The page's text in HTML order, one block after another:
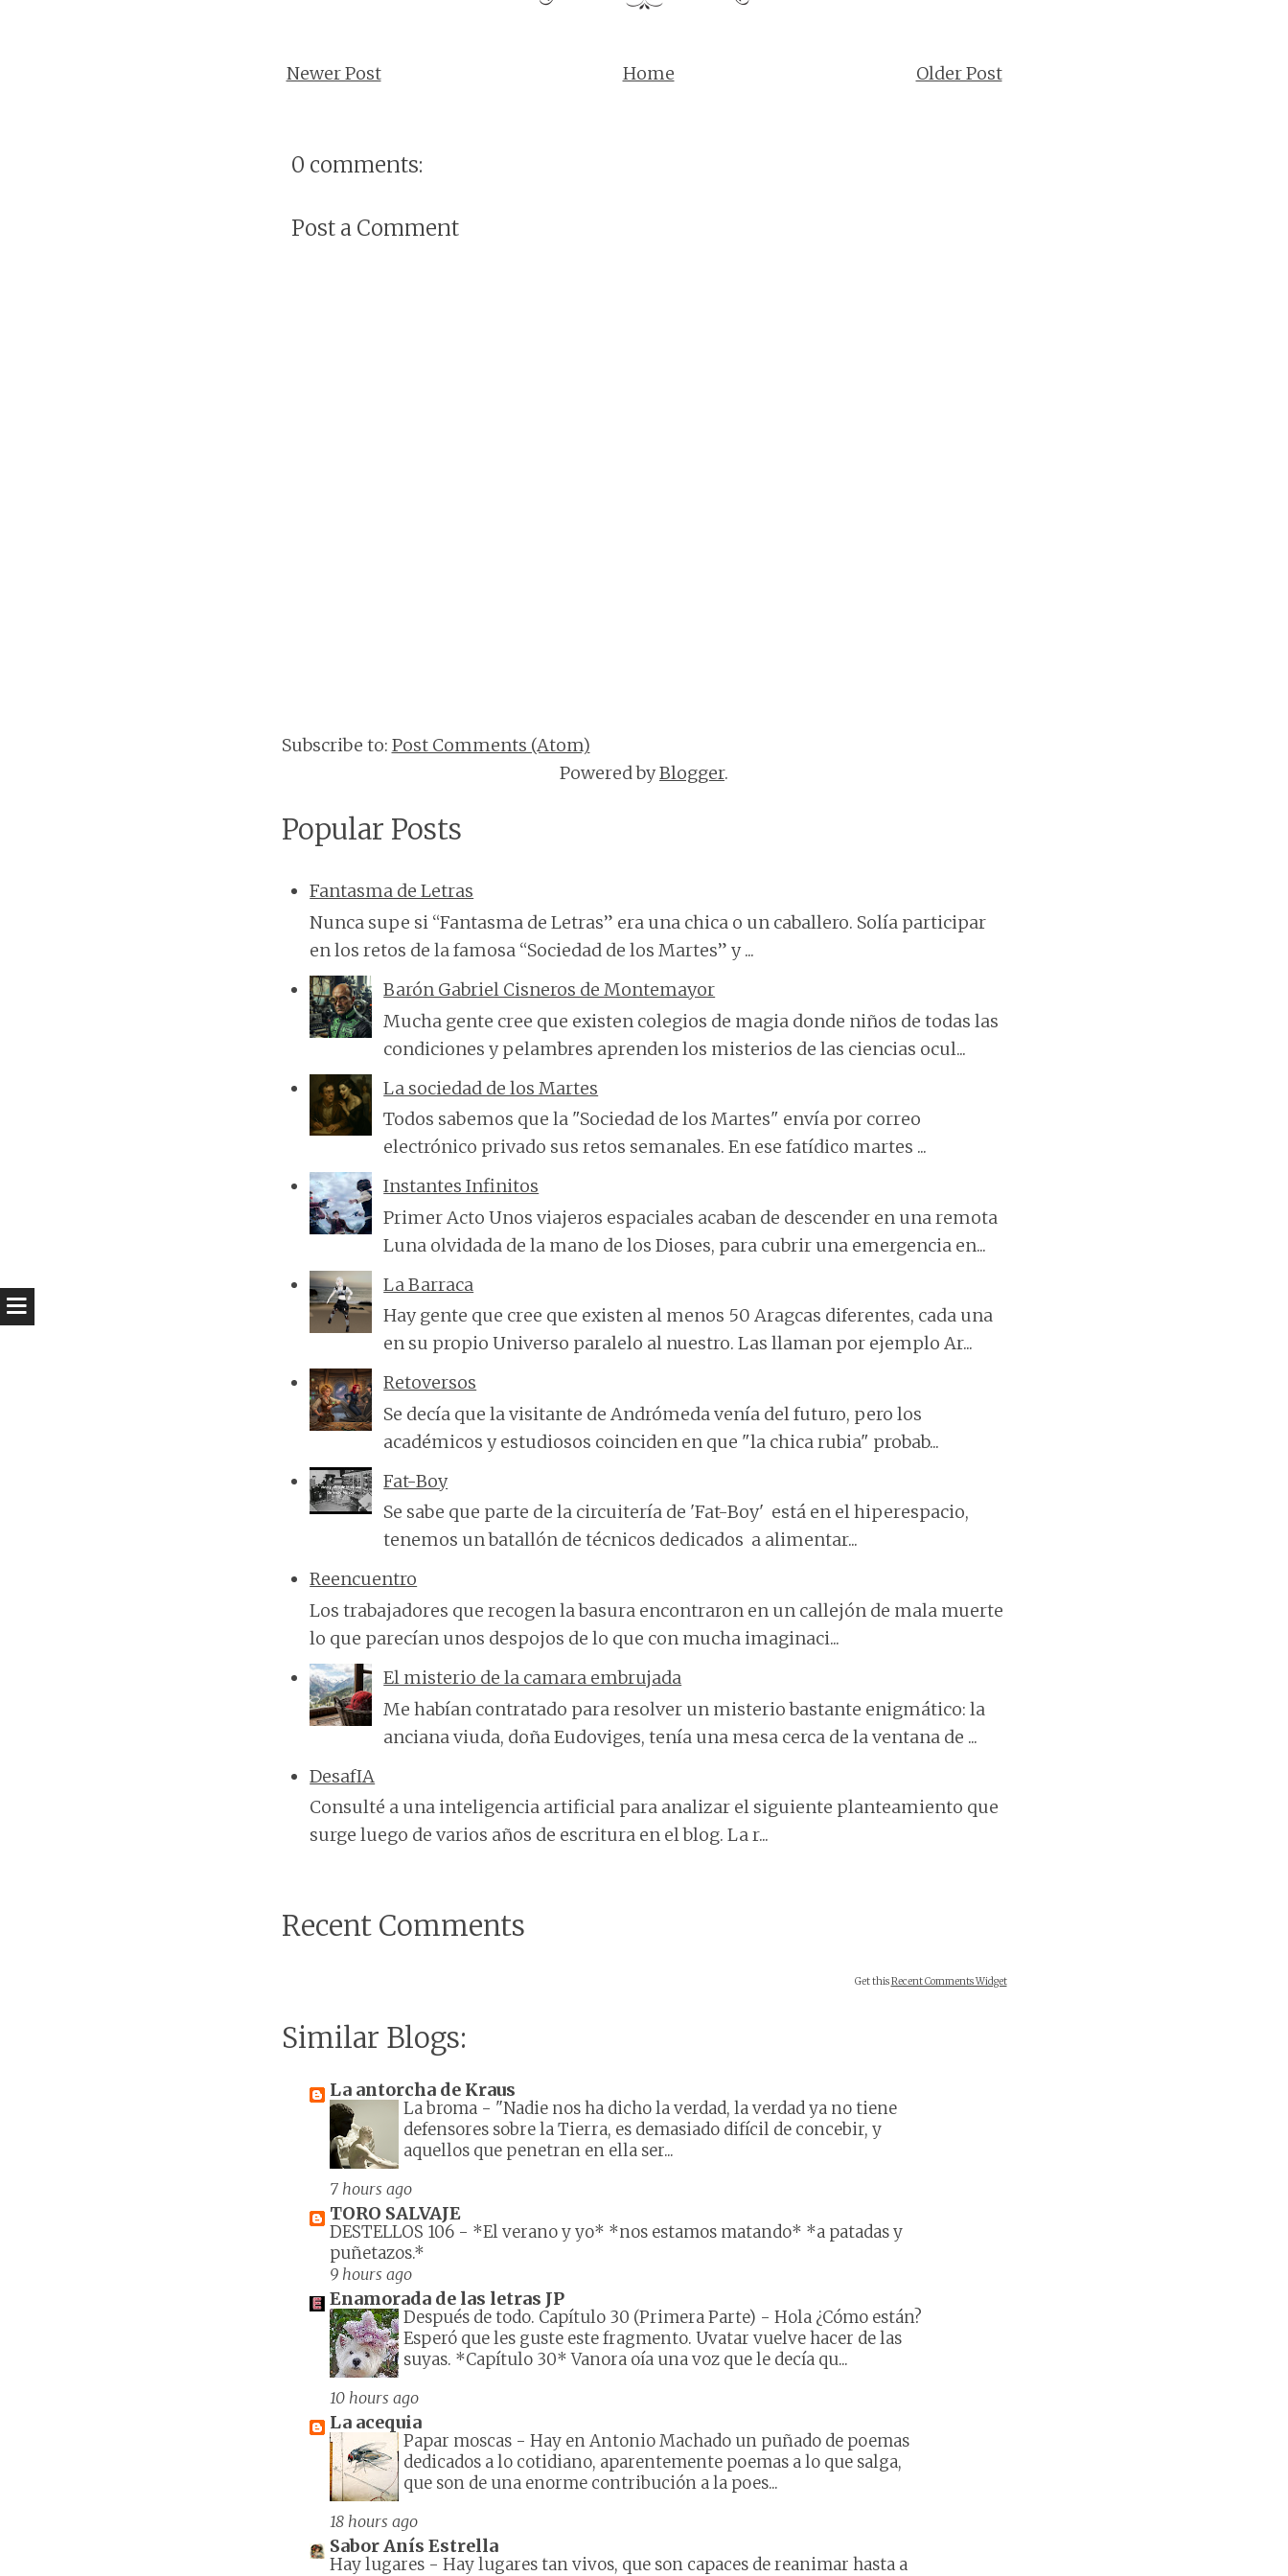
Newer Post Older Post
Home
0 comments:
Post a Comment
Subscribe to: Post Comments (Atom)
Powered byBlogger.
Popular Posts
Fantasma de Letras
Nunca supe si “Fantasma de Letras” era una chica o un caballero. Solía participar
en los retos de la famosa “Sociedad de los Martes” y ...
Barón Gabriel Cisneros de Montemayor
Mucha gente cree que existen colegios de magia donde niños de todas las
condiciones y pelambres aprenden los misterios de las ciencias ocul...
La sociedad de los Martes
Todos sabemos que la "Sociedad de los Martes" envía por correo
electrónico privado sus retos semanales. En ese fatídico martes ...
Instantes Infinitos
Primer Acto Unos viajeros espaciales acaban de descender en una remota
Luna olvidada de la mano de los Dioses, para cubrir una emergencia en...
La Barraca
Hay gente que cree que existen al menos 50 Aragcas diferentes, cada una
en su propio Universo paralelo al nuestro. Las llaman por ejemplo Ar...
Retoversos
Se decía que la visitante de Andrómeda venía del futuro, pero los
académicos y estudiosos coinciden en que "la chica rubia" probab...
Fat-Boy
Se sabe que parte de la circuitería de 'Fat-Boy' está en el hiperespacio,
tenemos un batallón de técnicos dedicados a alimentar...
Reencuentro
Los trabajadores que recogen la basura encontraron en un callejón de mala muerte
lo que parecían unos despojos de lo que con mucha imaginaci...
El misterio de la camara embrujada
Me habían contratado para resolver un misterio bastante enigmático: la
anciana viuda, doña Eudoviges, tenía una mesa cerca de la ventana de ...
DesafIA
Consulté a una inteligencia artificial para analizar el siguiente planteamiento que
surge luego de varios años de escritura en el blog. La r...
Recent Comments
Get thisRecent Comments Widget
Similar Blogs:
La antorcha de Kraus
La broma - "Nadie nos ha dicho la verdad, la verdad ya no tiene
defensores sobre la Tierra, es demasiado difícil de concebir, y
aquellos que penetran en ella ser...
7 hours ago
TORO SALVAJE
DESTELLOS 106 - *El verano y yo* *nos estamos matando* *a patadas y
puñetazos.*
9 hours ago
Enamorada de las letras JP
Después de todo. Capítulo 30 (Primera Parte) -Hola ¿Cómo están?
Esperó que les guste este fragmento. Uvatar vuelve hacer de las
suyas. *Capítulo 30* Vanora oía una voz que le decía qu...
10 hours ago
La acequia
Papar moscas -Hay en Antonio Machado un puñado de poemas
dedicados a lo cotidiano, aparentemente poemas a lo que salga,
que son de una enorme contribución a la poes...
18 hours ago
Sabor Anís Estrella
Hay lugares -Hay lugares tan vivos, que son capaces de reanimar hasta a